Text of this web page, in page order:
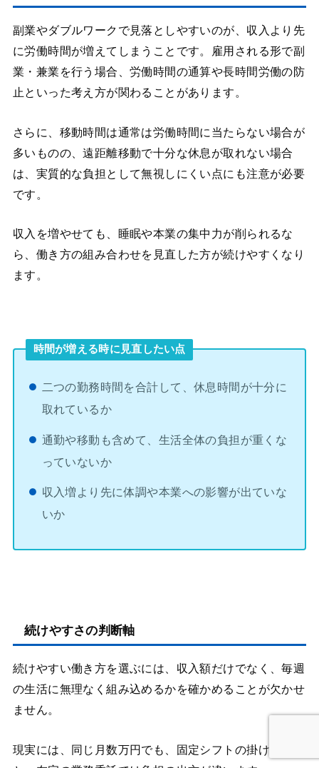
副業やダブルワークで見落としやすいのが、収入より先
に労働時間が増えてしまうことです。雇用される形で副
業・兼業を行う場合、労働時間の通算や長時間労働の防
止といった考え方が関わることがあります。
さらに、移動時間は通常は労働時間に当たらない場合が
多いものの、遠距離移動で十分な休息が取れない場合
は、実質的な負担として無視しにくい点にも注意が必要
です。
収入を増やせても、睡眠や本業の集中力が削られるな
ら、働き方の組み合わせを見直した方が続けやすくなり
ます。
時間が増える時に見直したい点
二つの勤務時間を合計して、休息時間が十分に
取れているか
通勤や移動も含めて、生活全体の負担が重くな
っていないか
収入増より先に体調や本業への影響が出ていな
いか
続けやすさの判断軸
続けやすい働き方を選ぶには、収入額だけでなく、毎週
の生活に無理なく組み込めるかを確かめることが欠かせ
ません。
現実には、同じ月数万円でも、固定シフトの掛け持ち